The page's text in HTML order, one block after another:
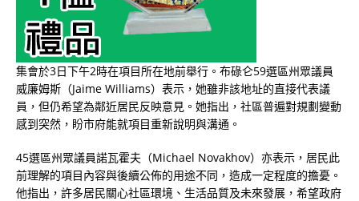
集會於3日下午2時在項目所在地前舉行。布碌仑59選區州眾議員
威廉姆斯（Jaime Williams）表示，她雖非該地址的直接代表議
員，但仍希望為鄰近居民反映意見。她指出，社區普遍對規劃變動
感到突然，盼市府能就項目重新說明與溝通。
45選區州眾議員諾瓦霍夫（Michael Novakhov）亦表示，居民此
前理解的項目內容與後續公佈的用途不同，造成一定程度的擔憂。
他指出，許多居民關心社區環境、生活品質及未來發展，希望政府